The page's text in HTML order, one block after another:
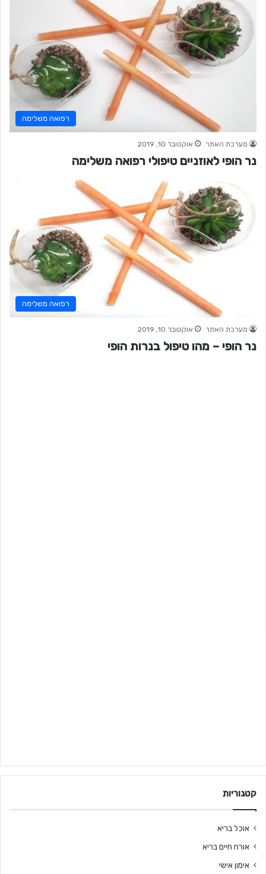
רפואה משלימה
מערכת האתר אוקטובר 10, 2019
נר הופי לאוזניים טיפולי רפואה משלימה
רפואה משלימה
מערכת האתר אוקטובר 10, 2019
נר הופי – מהו טיפול בנרות הופי
קטגוריות
אוכל בריא
אורח חיים בריא
אימון אישי